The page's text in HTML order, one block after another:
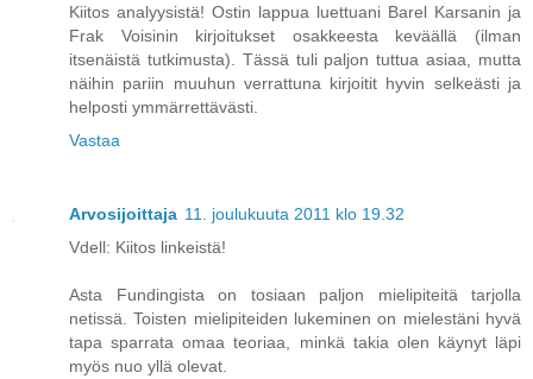
Kiitos analyysistä! Ostin lappua luettuani Barel Karsanin ja
Frak Voisinin kirjoitukset osakkeesta keväällä (ilman
itsenäistä tutkimusta). Tässä tuli paljon tuttua asiaa, mutta
näihin pariin muuhun verrattuna kirjoitit hyvin selkeästi ja
helposti ymmärrettävästi.
Vastaa
Arvosijoittaja 11. joulukuuta 2011 klo 19.32
Vdell: Kiitos linkeistä!
Asta Fundingista on tosiaan paljon mielipiteitä tarjolla
netissä. Toisten mielipiteiden lukeminen on mielestäni hyvä
tapa sparrata omaa teoriaa, minkä takia olen käynyt läpi
myös nuo yllä olevat.